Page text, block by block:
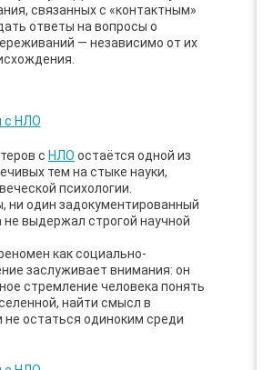
связанных с «контактным»
ответы на вопросы о
— независимо от их
с НЛО остаётся одной из
тем на стыке науки,
психологии.
ни один задокументированный
не выдержал строгой научной
как социально-
заслуживает внимания: он
стремление человека понять
найти смысл в
остаться одиноким среди